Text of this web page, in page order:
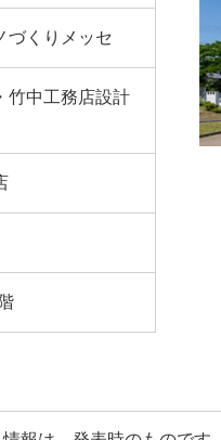
づくりメッセ
竹中工務店設計